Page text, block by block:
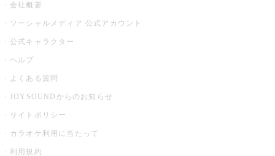
会社概要
ソーシャルメディア 公式アカウント
公式キャラクター
ヘルプ
よくある質問
JOYSOUNDからのお知らせ
サイトポリシー
カラオケ利用に当たって
利用規約